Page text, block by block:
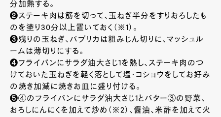
分加熱する。
❷ステーキ肉は筋を切って、玉ねぎ半分をすりおろしたも
のを塗り30分以上置いておく（※1）。
❸残りの玉ねぎ、パプリカは粗みじん切りに、マッシュル
ームは薄切りにする。
❹フライパンにサラダ油大さじ1を熱し、ステーキ肉のつ
けておいた玉ねぎを軽く落として塩・コショウをしてお好み
の焼き加減に焼きお皿に盛り付ける。
❺④のフライパンにサラダ油大さじ1とバター③の野菜、
おろしにんにくを加えて炒め（※2）、醤油、米酢を加えて火